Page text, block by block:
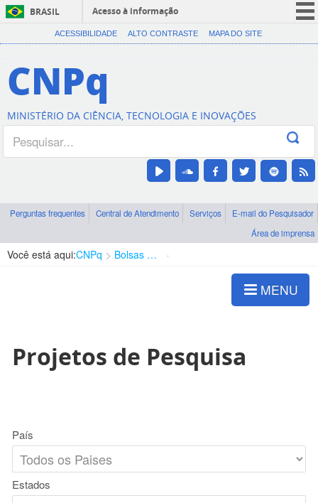
BRASIL
Acesso à informação
CORONAVÍRUS (COVID-19)
Canais
ACESSIBILIDADE ALTO CONTRASTE MAPA DO SITE
CNPq
MINISTÉRIO DA CIÊNCIA, TECNOLOGIA E INOVAÇÕES
Perguntas frequentes Central de Atendimento Serviços
E-mail do Pesquisador
Área de imprensa
Você está aqui:CNPq Bolsas e Auxílios Vigentes
MENU
Projetos de Pesquisa
País
Estados